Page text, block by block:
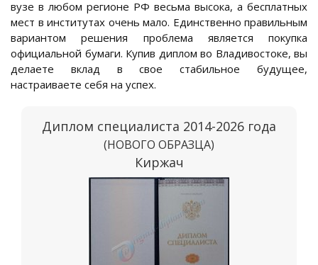
вузе в любом регионе РФ весьма высока, а бесплатных
мест в институтах очень мало. Единственно правильным
вариантом решения проблема является покупка
официальной бумаги. Купив диплом во Владивостоке, вы
делаете вклад в свое стабильное будущее,
настраиваете себя на успех.
Диплом специалиста 2014-2026 года
(НОВОГО ОБРАЗЦА)
Киржач